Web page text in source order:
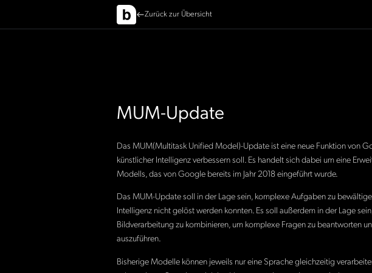
Zurück zur Übersicht
MUM-Update
Das MUM(Multitask Unified Model)-Update ist eine neue Funktion von
künstlicher Intelligenz verbessern soll. Es handelt sich dabei um eine
Modells, das von Google bereits im Jahr 2018 eingeführt wurde.
Das MUM-Update soll in der Lage sein, komplexe Aufgaben zu
Intelligenz nicht gelöst werden konnten. Es soll außerdem in der Lage
Bildverarbeitung zu kombinieren, um komplexe Fragen zu beantworten
auszuführen.
Bisherige Modelle können jeweils nur eine Sprache gleichzeitig